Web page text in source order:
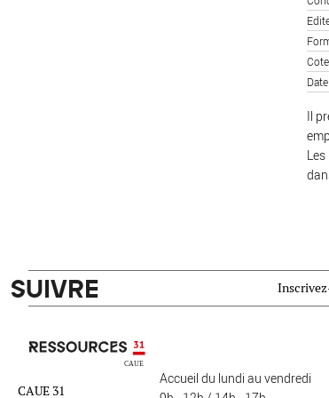
Cote
Il
SUIVRE
Ressources 31
CAUE 31
Accueil du lundi au vendredi